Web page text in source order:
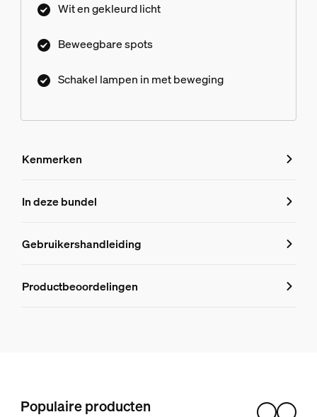
Wit en gekleurd licht
Beweegbare spots
Schakel lampen in met beweging
Kenmerken
Kenmerken
8719514871267
Productinformatie
In deze bundel
Gebruikershandleiding
Productbeoordelingen
Populaire producten